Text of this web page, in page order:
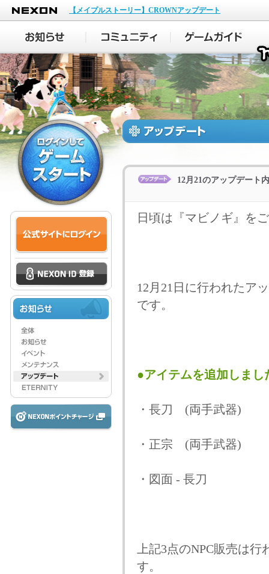
NEXON
【メイプルストーリー】CROWNアップデート
12月21のアップデート
日頃は『マビノギ』を
12月21日に行われたア
です。
●アイテムを追加しまし
・長刀 (両手武器)
・正宗 (両手武器)
・図面 - 長刀
上記3点のNPC販売は
す。